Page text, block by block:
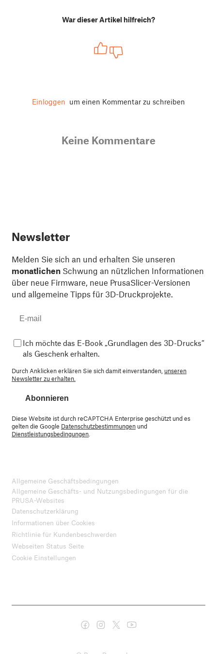
War dieser Artikel hilfreich?
Einloggen um einen Kommentar zu schreiben
Keine Kommentare
Newsletter
Melden Sie sich an und erhalten Sie unseren
monatlichen Schwung an nützlichen Informationen
über neue Firmware, neue PrusaSlicer-Versionen
und allgemeine Tipps für 3D-Druckprojekte.
Ich möchte das E-Book „Grundlagen des 3D-Drucks“
als Geschenk erhalten.
Durch Anklicken erklären Sie sich damit einverstanden, unseren
Newsletter zu erhalten.
Abonnieren
Diese Website ist durch reCAPTCHA Enterprise geschützt und es
gelten die Google Datenschutzbestimmungen und
Dienstleistungsbedingungen
Allgemeine Geschäftsbedingungen
Allgemeine Geschäfts- und Nutzungsbedingungen für die
PRUSA-Websites
Datenschutzerklärung
Informationen über Cookies
Richtlinie für Kundenbeschwerden
Webseiten Status Seite
Cookie Einstellungen